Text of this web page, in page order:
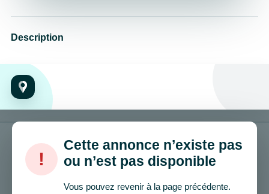
Description
!
Cette annonce n’existe pas
ou n’est pas disponible
Vous pouvez revenir à la page précédente.